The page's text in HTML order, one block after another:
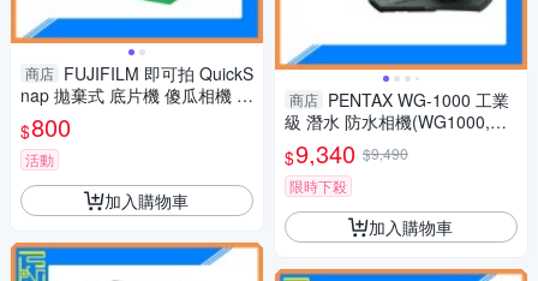
商店 FUJIFILM 即可拍 QuickS
nap 拋棄式 底片機 傻瓜相機 相
機 27張
$800
活動
加入購物車
商店 PENTAX WG-1000 工業
級 潛水 防水相機(WG1000,公
司貨)抗撞、防塵、耐寒、4K
$9,340 $9,490
限時下殺
加入購物車